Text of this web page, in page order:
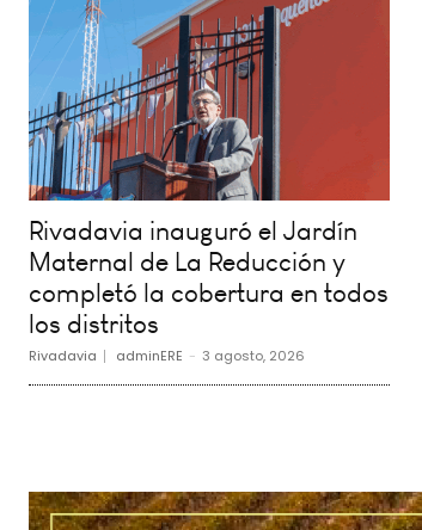
Rivadavia inauguró el Jardín
Maternal de La Reducción y
completó la cobertura en todos
los distritos
Rivadavia adminERE - 3 agosto, 2026